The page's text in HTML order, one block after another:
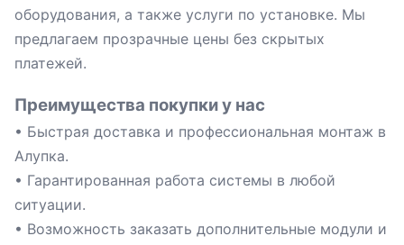
оборудования, а также услуги по установке. Мы
предлагаем прозрачные цены без скрытых
платежей.
Преимущества покупки у нас
• Быстрая доставка и профессиональная монтаж в
Алупка.
• Гарантированная работа системы в любой
ситуации.
• Возможность заказать дополнительные модули и